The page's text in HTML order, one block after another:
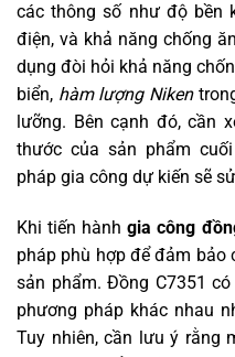
các thông số như độ bền
điện, và khả năng chống
dụng đòi hỏi khả năng
biển, hàm lượng Niken
lưỡng. Bên cạnh đó, cần
thước của sản phẩm
pháp gia công dự kiến sẽ
Khi tiến hànhgia công
pháp phù hợp để đảm bảo
sản phẩm. Đồng C7351
phương pháp khác nhau
Tuy nhiên, cần lưu ý rằng